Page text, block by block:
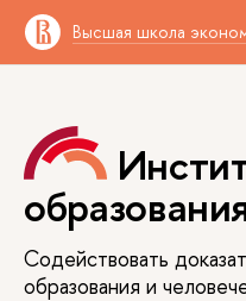
Высшая школа
Содействовать
образования и